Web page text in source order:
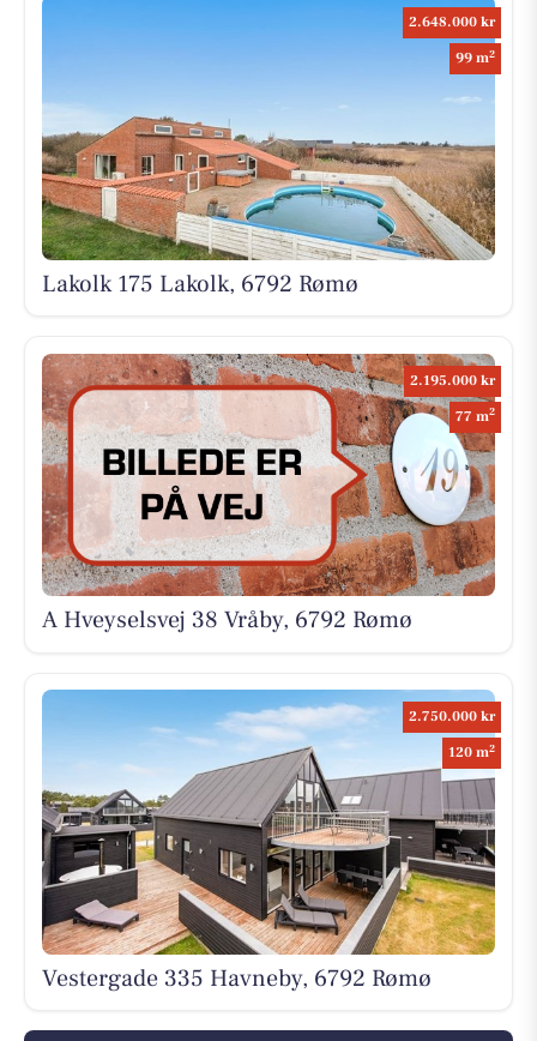
2.648.000 kr
99 m2
Lakolk 175 Lakolk, 6792 Rømø
2.195.000 kr
77 m2
A Hveyselsvej 38 Vråby, 6792 Rømø
2.750.000 kr
120 m2
Vestergade 335 Havneby, 6792 Rømø